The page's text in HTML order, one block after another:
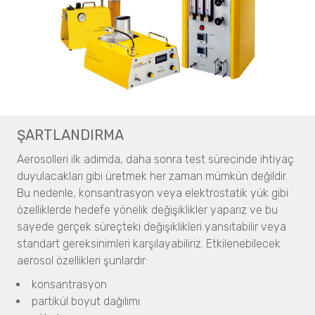
BELPYCNO
BELPYCNO L
Katalizör Analizleri
Kristalleşme Analizleri
Çözünürlük ve Kristalleşme
CrystalBreeder
Crystal16
Crystalline
Madde Tanımlama
Narkotik ve Patlayıcı Madde Tespiti
Tracer 1000 NTD
Tracer 1000 ETD
Yoğunluk Ölçümü
BELPYCNO
BELPYCNO L
Katalizör Analizleri
Kristalleşme Analizleri
CrystalBreeder
Crystal16
Crystalline
Hammadde Tanımlama ve Doğrulama
QuasIR™2000
QuasIR™ 3000
QuasIR™ 4000
Kantitatif Analizler
Cıva Porozimetri
BELPORE
N70 micro-CT
N90 nano-CT
Oxford Lasers
Sprey Karakterizasyonu
VisiSize P15+
VisiSize N60
VisiSize N60maX
Semplor
ŞARTLANDIRMA
Aerosolleri ilk adımda, daha sonra test sürecinde ihtiyaç
duyulacakları gibi üretmek her zaman mümkün değildir.
Bu nedenle, konsantrasyon veya elektrostatik yük gibi
özelliklerde hedefe yönelik değişiklikler yaparız ve bu
sayede gerçek süreçteki değişiklikleri yansıtabilir veya
standart gereksinimleri karşılayabiliriz. Etkilenebilecek
aerosol özellikleri şunlardır:
konsantrasyon
partikül boyut dağılımı